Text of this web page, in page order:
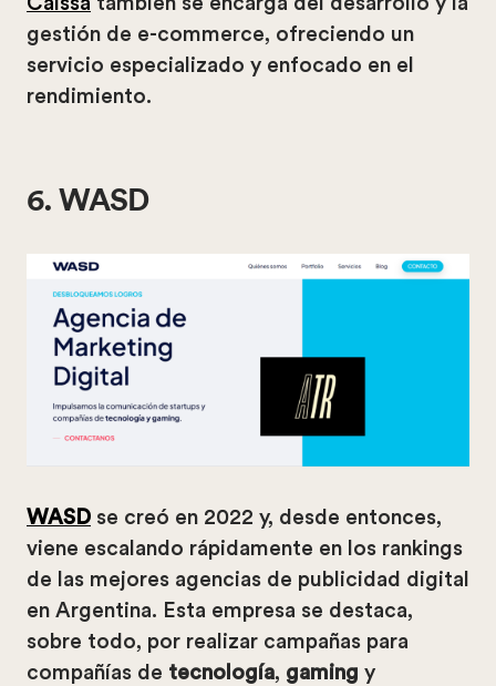
gestión de e-commerce, ofreciendo un
servicio especializado y enfocado en el
rendimiento.
6. WASD
WASD se creó en 2022 y, desde entonces,
viene escalando rápidamente en los rankings
de las mejores agencias de publicidad digital
en Argentina. Esta empresa se destaca,
sobre todo, por realizar campañas para
compañías de tecnología, gaming y